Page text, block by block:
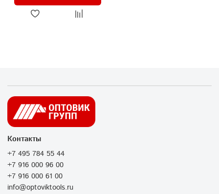
Контакты
+7 495 784 55 44
+7 916 000 96 00
+7 916 000 61 00
info@optoviktools.ru